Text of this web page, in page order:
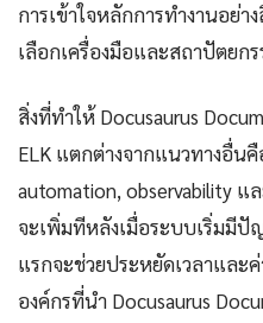
การเข้าใจหลักการทำงานอย่
เลือกเครื่องมือและสถาปัตยก
สิ่งที่ทำให้ Docusaurus
ELK แตกต่างจากแนวทางอื่น
automation, observability
จะเพิ่มทีหลังเมื่อระบบเริ่มมีปั
แรกจะช่วยประหยัดเวลาและ
องค์กรที่นำ Docusaurus